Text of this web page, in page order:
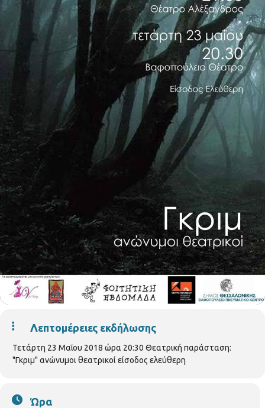
Λεπτομέρειες εκδήλωσης
Τετάρτη 23 Μαΐου 2018 ώρα 20:30 Θεατρική παράσταση:
"Γκριμ" ανώνυμοι θεατρικοί είσοδος ελεύθερη
Ώρα